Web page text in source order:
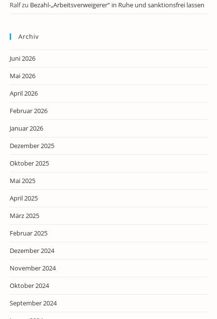
Ralfzu Bezahl-„Arbeitsverweigerer“ in Ruhe und sanktionsfrei lassen
Archiv
Juni 2026
Mai 2026
April 2026
Februar 2026
Januar 2026
Dezember 2025
Oktober 2025
Mai 2025
April 2025
März 2025
Februar 2025
Dezember 2024
November 2024
Oktober 2024
September 2024